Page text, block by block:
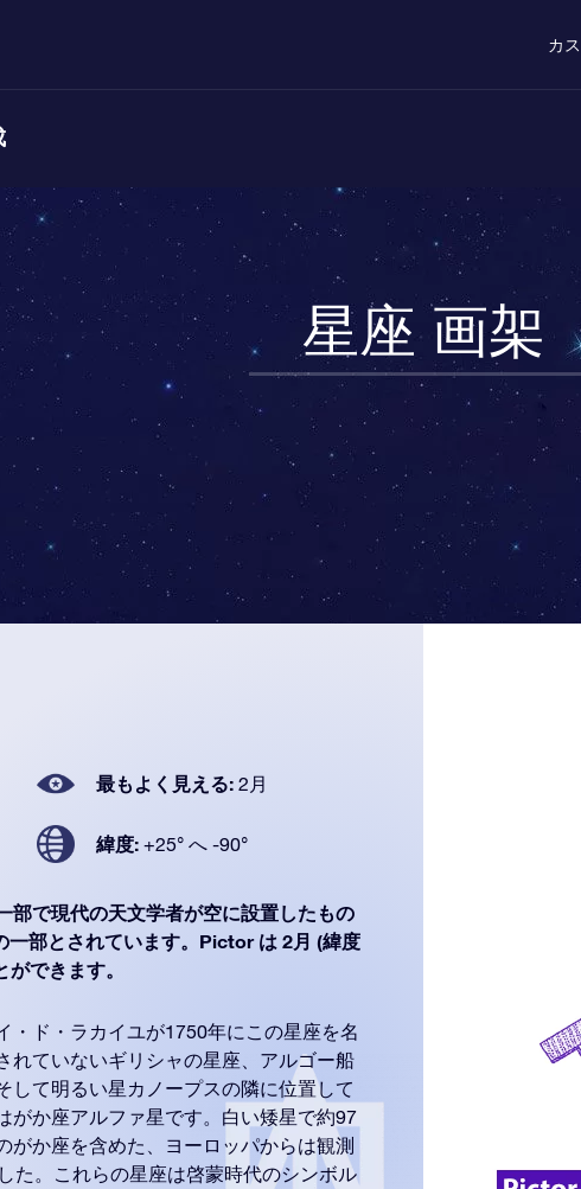
カ
星座 画架
最もよく見える: 2月
緯度: +25° へ -90°
部で現代の天文学者が空に設置したもの
部とされています。Pictor は 2月 (緯度
できます。
・ド・ラカイユが1750年にこの星座を名
れていないギリシャの星座、アルゴー船
して明るい星カノープスの隣に位置して
がか座アルファ星です。白い矮星で約97
がか座を含めた、ヨーロッパからは観測
た。これらの星座は啓蒙時代のシンボル